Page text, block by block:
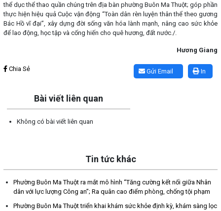
thể dục thể thao quần chúng trên địa bàn phường Buôn Ma Thuột; góp phần
thực hiện hiệu quả Cuộc vận động “Toàn dân rèn luyện thân thể theo gương
Bác Hồ vĩ đại”, xây dựng đời sống văn hóa lành mạnh, nâng cao sức khỏe
để lao động, học tập và cống hiến cho quê hương, đất nước./.
Hương Giang
In
Gửi Email
Chia Sẻ
Bài viết liên quan
Không có bài viết liên quan
Tin tức khác
Phường Buôn Ma Thuột ra mắt mô hình “Tăng cường kết nối giữa Nhân
dân với lực lượng Công an”; Ra quân cao điểm phòng, chống tội phạm
Phường Buôn Ma Thuột triển khai khám sức khỏe định kỳ, khám sàng lọc